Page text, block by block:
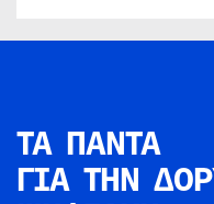
ΤΑ ΠΑΝΤΑ
ΓΙΑ ΤΗΝ